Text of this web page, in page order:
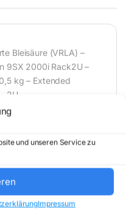
und unseren Service zu
Impressum
Bleisäure (VRLA) –
9SX 2000i Rack2U –
kg – Extended
2U
(buy-net.de)
Haftung (